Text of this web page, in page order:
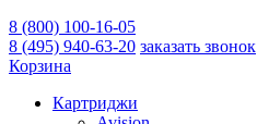
8 (800) 100-16-05
8 (495) 940-63-20 заказать звонок
Корзина
Картриджи